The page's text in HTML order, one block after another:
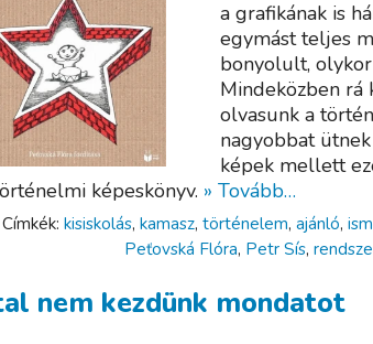
a grafikának is
egymást teljes
bonyolult,
Mindeközben rá
olvasunk a
nagyobbat
képek mellett
képeskönyv. » Tovább…
Címkék:kisiskolás,kamasz,történelem,ajánló,
Peťovská Flóra, Petr Sís,
nem kezdünk mondatot